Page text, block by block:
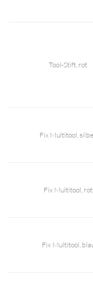
Tool-Stift, rot
Fix Multitool,
Fix Multitool, rot
Fix Multitool,